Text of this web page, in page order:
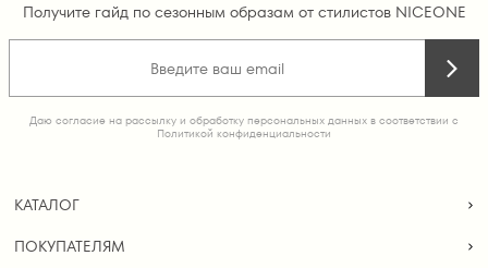
Получите гайд по сезонным образам от стилистов NICEONE
Даю согласие на рассылку и обработку персональных данных в соответствии с
Политикой конфиденциальности
КАТАЛОГ
ПОКУПАТЕЛЯМ